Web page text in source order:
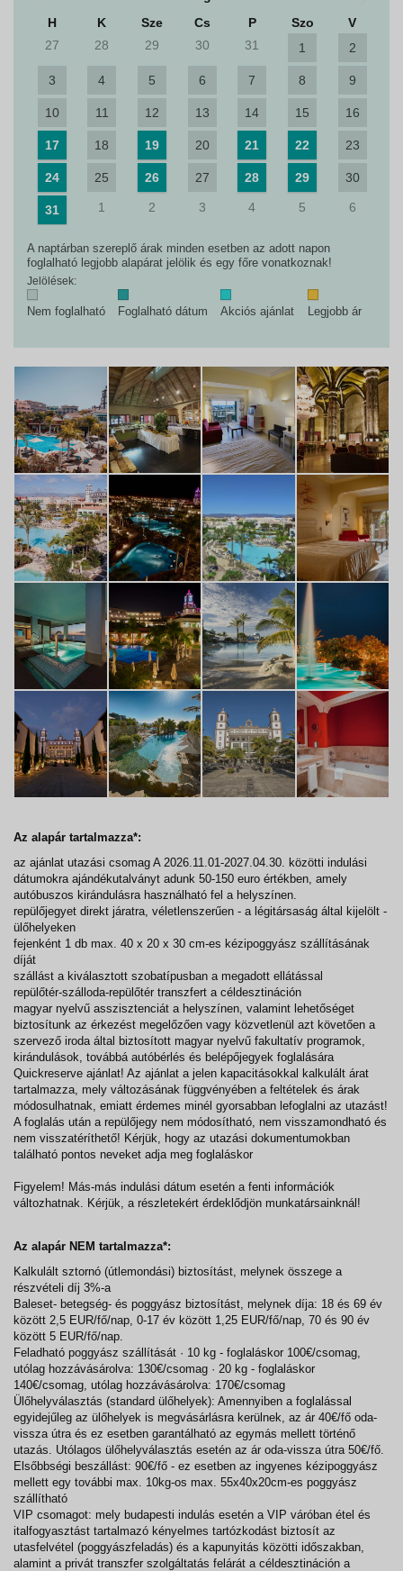
H
K Sze Cs P Szo
V
27
28 29 30 31 1 2
3 4 5 6 7 8 9
10 11 12 13 14 15 16
17 18 19 20 21 22 23
24 25 26 27 28 29 30
31 1 2 3 4 5 6
A naptárban szereplő árak minden esetben az adott napon
foglalható legjobb alapárat jelölik és egy főre vonatkoznak!
Jelölések:
Nem foglalható Foglalható dátum Akciós ajánlat Legjobb ár
Az alapár tartalmazza*:
az ajánlat utazási csomag A 2026.11.01-2027.04.30. közötti indulási
dátumokra ajándékutalványt adunk 50-150 euro értékben, amely
autóbuszos kirándulásra használható fel a helyszínen.
repülőjegyet direkt járatra, véletlenszerűen - a légitársaság által kijelölt -
ülőhelyeken
fejenként 1 db max. 40 x 20 x 30 cm-es kézipoggyász szállításának
díját
szállást a kiválasztott szobatípusban a megadott ellátással
repülőtér-szálloda-repülőtér transzfert a céldesztináción
magyar nyelvű asszisztenciát a helyszínen, valamint lehetőséget
biztosítunk az érkezést megelőzően vagy közvetlenül azt követően a
szervező iroda által biztosított magyar nyelvű fakultatív programok,
kirándulások, továbbá autóbérlés és belépőjegyek foglalására
Quickreserve ajánlat! Az ajánlat a jelen kapacitásokkal kalkulált árat
tartalmazza, mely változásának függvényében a feltételek és árak
módosulhatnak, emiatt érdemes minél gyorsabban lefoglalni az utazást!
A foglalás után a repülőjegy nem módosítható, nem visszamondható és
nem visszatéríthető! Kérjük, hogy az utazási dokumentumokban
található pontos neveket adja meg foglaláskor
Figyelem! Más-más indulási dátum esetén a fenti információk
változhatnak. Kérjük, a részletekért érdeklődjön munkatársainknál!
Az alapár NEM tartalmazza*:
Kalkulált sztornó (útlemondási) biztosítást, melynek összege a
részvételi díj 3%-a
Baleset- betegség- és poggyász biztosítást, melynek díja: 18 és 69 év
között 2,5 EUR/fő/nap, 0-17 év között 1,25 EUR/fő/nap, 70 és 90 év
között 5 EUR/fő/nap.
Feladható poggyász szállítását · 10 kg - foglaláskor 100€/csomag,
utólag hozzávásárolva: 130€/csomag · 20 kg - foglaláskor
140€/csomag, utólag hozzávásárolva: 170€/csomag
Ülőhelyválasztás (standard ülőhelyek): Amennyiben a foglalással
egyidejűleg az ülőhelyek is megvásárlásra kerülnek, az ár 40€/fő oda-
vissza útra és ez esetben garantálható az egymás mellett történő
utazás. Utólagos ülőhelyválasztás esetén az ár oda-vissza útra 50€/fő.
Elsőbbségi beszállást: 90€/fő - ez esetben az ingyenes kézipoggyász
mellett egy további max. 10kg-os max. 55x40x20cm-es poggyász
szállítható
VIP csomagot: mely budapesti indulás esetén a VIP váróban étel és
italfogyasztást tartalmazó kényelmes tartózkodást biztosít az
utasfelvétel (poggyászfeladás) és a kapunyitás közötti időszakban,
alamint a privát transzfer szolgáltatás felárát a céldesztináción a